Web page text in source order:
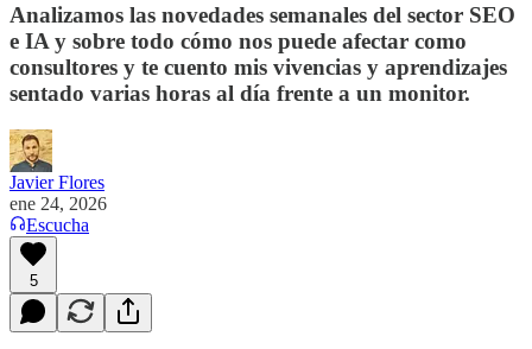
Analizamos las novedades semanales del sector SEO
e IA y sobre todo cómo nos puede afectar como
consultores y te cuento mis vivencias y aprendizajes
sentado varias horas al día frente a un monitor.
Javier Flores
ene 24, 2026
Escucha
5